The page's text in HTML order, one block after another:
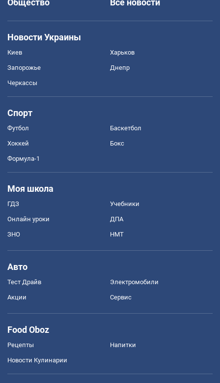
Новости Украины
Киев Харьков
Запорожье Днепр
Черкассы
Спорт
Футбол Баскетбол
Хоккей Бокс
Формула-1
Моя школа
ГДЗ Учебники
Онлайн уроки ДПА
ЗНО НМТ
Авто
Тест Драйв Электромобили
Акции Сервис
Food Oboz
Рецепты Напитки
Новости Кулинарии